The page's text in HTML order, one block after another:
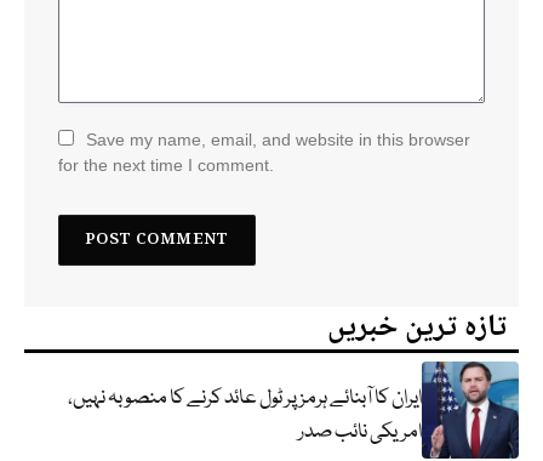
Save my name, email, and website in this browser
for the next time I comment.
تازہ ترین خبریں
ایران کا آبنائے ہرمز پر ٹول عائد کرنے کا منصوبہ نہیں،
امریکی نائب صدر